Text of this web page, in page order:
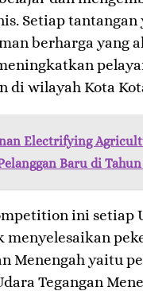
Setiap tantangan
berharga yang
di wilayah Kota
Electrifying
Baru di Tahun
ini setiap
Menengah yaitu
Tegangan